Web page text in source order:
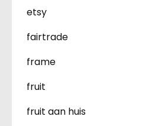
etsy
fairtrade
frame
fruit
fruit aan huis